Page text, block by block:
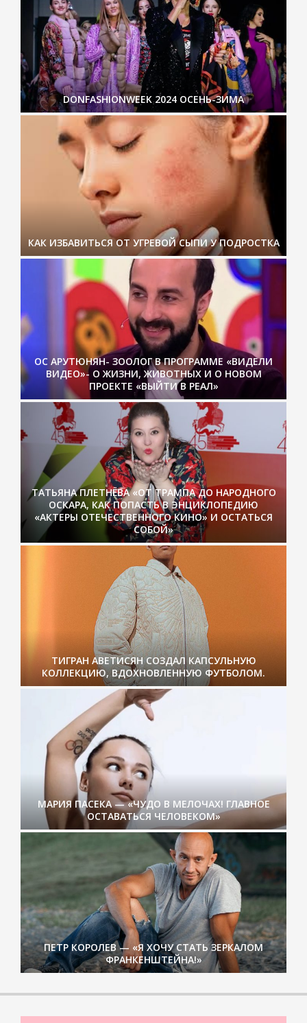
DONFASHIONWEEK 2024 ОСЕНЬ-ЗИМА
КАК ИЗБАВИТЬСЯ ОТ УГРЕВОЙ СЫПИ У ПОДРОСТКА
ОС АРУТЮНЯН- ЗООЛОГ В ПРОГРАММЕ «ВИДЕЛИ
ВИДЕО»- О ЖИЗНИ, ЖИВОТНЫХ И О НОВОМ
ПРОЕКТЕ «ВЫЙТИ В РЕАЛ»
ТАТЬЯНА ПЛЕТНЁВА «ОТ ТРАМПА ДО НАРОДНОГО
ОСКАРА, КАК ПОПАСТЬ В ЭНЦИКЛОПЕДИЮ
«АКТЕРЫ ОТЕЧЕСТВЕННОГО КИНО» И ОСТАТЬСЯ
СОБОЙ»
ТИГРАН АВЕТИСЯН СОЗДАЛ КАПСУЛЬНУЮ
КОЛЛЕКЦИЮ, ВДОХНОВЛЕННУЮ ФУТБОЛОМ.
МАРИЯ ПАСЕКА — «ЧУДО В МЕЛОЧАХ! ГЛАВНОЕ
ОСТАВАТЬСЯ ЧЕЛОВЕКОМ»
ПЕТР КОРОЛЕВ — «Я ХОЧУ СТАТЬ ЗЕРКАЛОМ
ФРАНКЕНШТЕЙНА!»